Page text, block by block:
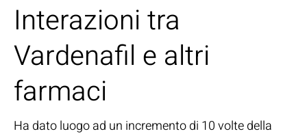
Interazioni tra
Vardenafil e altri
farmaci
Ha dato luogo ad un incremento di 10 volte della